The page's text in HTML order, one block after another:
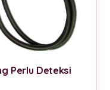
Perlu Deteksi